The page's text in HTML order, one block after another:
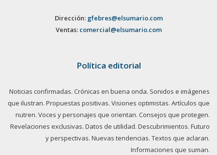
Dirección: gfebres@elsumario.com
Ventas: comercial@elsumario.com
Política editorial
Noticias confirmadas. Crónicas en buena onda. Sonidos e imágenes
que ilustran. Propuestas positivas. Visiones optimistas. Artículos que
nutren. Voces y personajes que orientan. Consejos que protegen.
Revelaciones exclusivas. Datos de utilidad. Descubrimientos. Futuro
y perspectivas. Nuevas tendencias. Textos que aclaran.
Informaciones que suman.